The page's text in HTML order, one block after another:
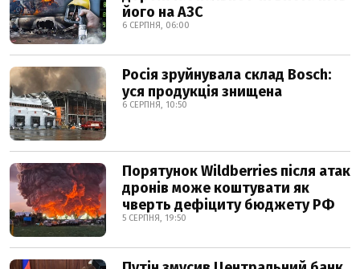
його на АЗС
6 СЕРПНЯ, 06:00
Росія зруйнувала склад Bosch:
уся продукція знищена
6 СЕРПНЯ, 10:50
Порятунок Wildberries після атак
дронів може коштувати як
чверть дефіциту бюджету РФ
5 СЕРПНЯ, 19:50